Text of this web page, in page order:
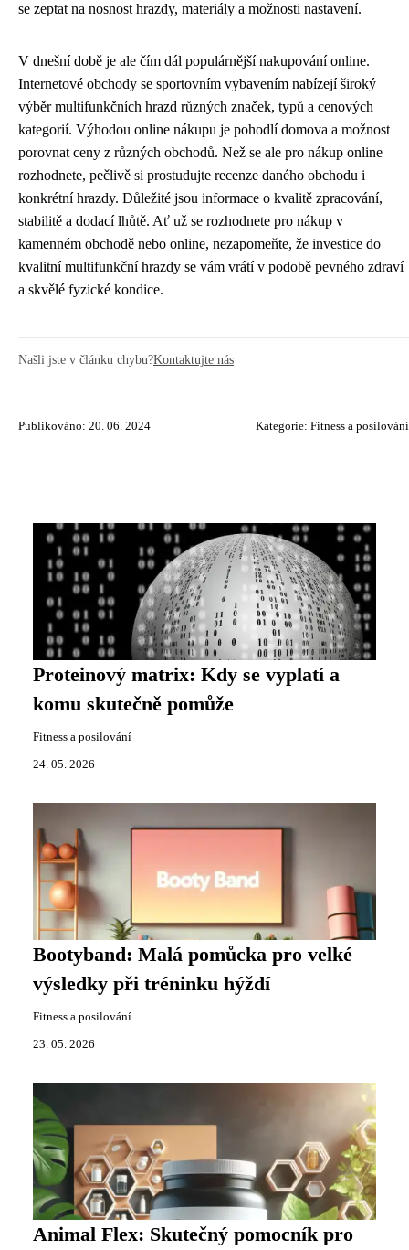
se zeptat na nosnost hrazdy, materiály a možnosti nastavení.
V dnešní době je ale čím dál populárnější nakupování online.
Internetové obchody se sportovním vybavením nabízejí široký
výběr multifunkčních hrazd různých značek, typů a cenových
kategorií. Výhodou online nákupu je pohodlí domova a možnost
porovnat ceny z různých obchodů. Než se ale pro nákup online
rozhodnete, pečlivě si prostudujte recenze daného obchodu i
konkrétní hrazdy. Důležité jsou informace o kvalitě zpracování,
stabilitě a dodací lhůtě. Ať už se rozhodnete pro nákup v
kamenném obchodě nebo online, nezapomeňte, že investice do
kvalitní multifunkční hrazdy se vám vrátí v podobě pevného zdraví
a skvělé fyzické kondice.
Našli jste v článku chybu?Kontaktujte nás
Publikováno: 20. 06. 2024 Kategorie: Fitness a posilování
Proteinový matrix: Kdy se vyplatí a
komu skutečně pomůže
Fitness a posilování
24. 05. 2026
Bootyband: Malá pomůcka pro velké
výsledky při tréninku hýždí
Fitness a posilování
23. 05. 2026
Animal Flex: Skutečný pomocník pro